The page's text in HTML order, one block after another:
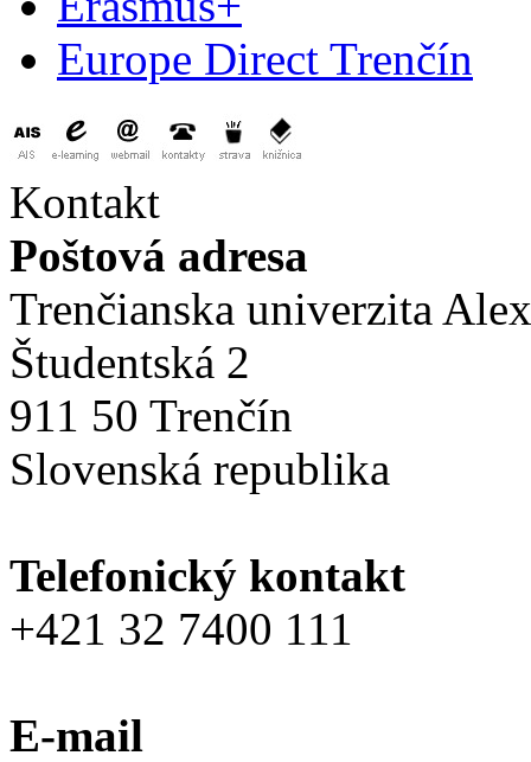
Europe Direct Trenčín
Kontakt
Poštová adresa
Trenčianska univerzita
Študentská 2
911 50 Trenčín
Slovenská republika
Telefonický kontakt
+421 32 7400 111
E-mail